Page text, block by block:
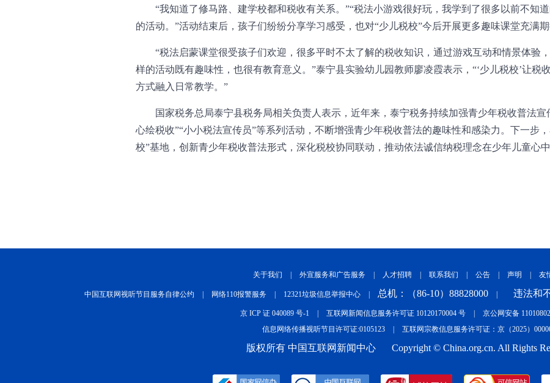
“我知道了修马路、建学校都和税收有关系。”“税法小游戏很好玩，我学到了很多以前不知
的活动。”活动结束后，孩子们纷纷分享学习感受，也对“少儿税校”今后开展更多趣味课堂充满期
“税法启蒙课堂很受孩子们欢迎，很多平时不太了解的税收知识，通过游戏互动和情景体验
样的活动既有趣味性，也很有教育意义。”泰宁县实验幼儿园教师廖凌霞表示，“‘少儿税校’让税
方式融入日常教学。”
国家税务总局泰宁县税务局相关负责人表示，近年来，泰宁税务持续加强青少年税收普法宣
心绘税收”“小小税法宣传员”等系列活动，不断增强青少年税收普法的趣味性和感染力。下一步
校”基地，创新青少年税收普法形式，深化税校协同联动，推动依法诚信纳税理念在少年儿童心中
关于我们 外宣服务和广告服务 人才招聘 联系我们 公告 声明 友
中国互联网视听节目服务自律公约 网络110报警服务 12321垃圾信息举报中心 总机：（86-10）88828000 违法和
京 ICP 证 040089 号-1 互联网新闻信息服务许可证 10120170004 号
京公网安备
信息网络传播视听节目许可证:0105123
互联网宗教信息服务许可证：京（2025）
版权所有 中国互联网新闻中心 Copyright © China.org.cn. All Rights